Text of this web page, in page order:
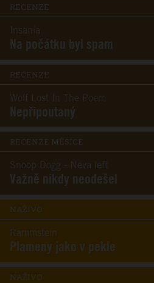
RECENZE
Insania
Na počátku byl spam
RECENZE
Wolf Lost In The Poem
Nepřipoutaný
RECENZE MĚSÍCE
Snoop Dogg - Neva left
Važně nikdy neodešel
NAŽIVO
Rammstein
Plameny jako v pekle
NAŽIVO